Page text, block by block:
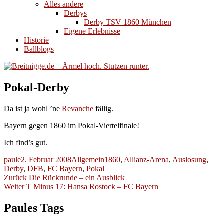
Alles andere
Derbys
Derby TSV 1860 München
Eigene Erlebnisse
Historie
Ballblogs
Pokal-Derby
Da ist ja wohl ’ne Revanche fällig.
Bayern gegen 1860 im Pokal-Viertelfinale!
Ich find’s gut.
Autor
pauleVeröffentlicht
am
2. Februar 2008Kategorien
AllgemeinSchlagwörter
1860, Allianz-Arena, Auslosung,
Derby, DFB, FC Bayern, Pokal
Beitragsnavigation
Zurück Vorheriger
Beitrag:
Die Rückrunde – ein Ausblick
Weiter Nächster
T Minus 17: Hansa Rostock – FC Bayern
Paules Tags